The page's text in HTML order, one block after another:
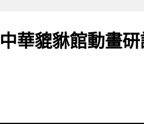
主
中華貔貅館動畫